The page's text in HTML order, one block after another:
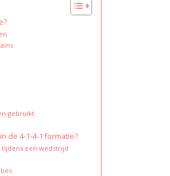
gebruikt
de 4-1-4-1 formatie?
een wedstrijd